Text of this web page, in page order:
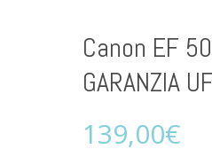
Canon EF
GARANZIA
139,00€